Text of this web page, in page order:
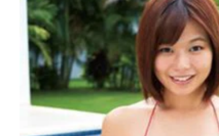
美巨尻グラドルの倉持由香（左）と鈴木ふみ奈（